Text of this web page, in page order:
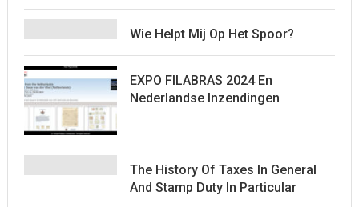
Wie Helpt Mij Op Het Spoor?
EXPO FILABRAS 2024 En
Nederlandse Inzendingen
The History Of Taxes In General
And Stamp Duty In Particular